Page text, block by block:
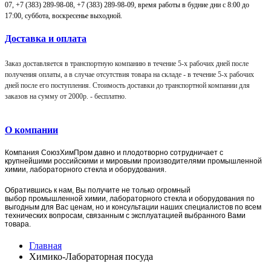
07, +7 (383) 289-98-08, +7 (383) 289-98-09, время работы в будние дни с 8:00 до
17:00, суббота, воскресенье выходной.
Доставка и оплата
Заказ доставляется в транспортную компанию в течение 5-х рабочих дней после
получения оплаты, а в случае отсутствия товара на складе - в течение 5-х рабочих
дней после его поступления. Стоимость доставки до транспортной компании для
заказов на сумму от 2000р. - бесплатно
О компании
Компания СоюзХимПром давно и плодотворно сотрудничает с
крупнейшими российскими и мировыми производителями промышленной
химии, лабораторного стекла и оборудования.
Обратившись к нам, Вы получите не только огромный
выбор промышленной химии, лабораторного стекла и оборудования по
выгодным для Вас ценам, но и консультации наших специалистов по всем
технических вопросам, связанным с эксплуатацией выбранного Вами
товара.
Главная
Химико-Лабораторная посуда